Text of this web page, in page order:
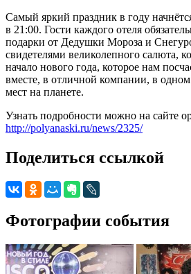
Самый яркий праздник в году
в 21:00. Гости каждого отеля
подарки от Дедушки Мороза и
свидетелями великолепного салюта,
начало нового года, которое нам
вместе, в отличной компании, в
мест на планете.
Узнать подробности можно на сайте
http://polyanaski.ru/news/2325/
Поделиться ссылкой
Фотографии события